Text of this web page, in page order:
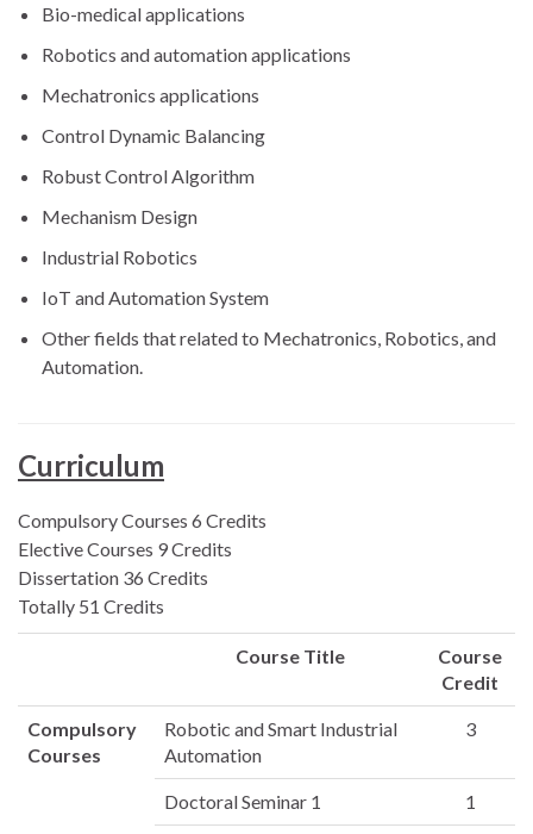
Bio-medical applications
Robotics and automation applications
Mechatronics applications
Control Dynamic Balancing
Robust Control Algorithm
Mechanism Design
Industrial Robotics
IoT and Automation System
Other fields that related to Mechatronics, Robotics, and
Automation.
Curriculum
Compulsory Courses 6 Credits
Elective Courses 9 Credits
Dissertation 36 Credits
Totally 51 Credits
Course Title
Course
Credit
Compulsory
Courses
Robotic and Smart Industrial
Automation
3
Doctoral Seminar 1 1